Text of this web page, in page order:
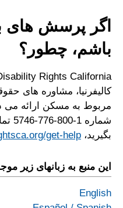
اگر پرسش های
باشم، چطور؟
کالیفرنیا، مشاوره های
مربوط به مسکن ارائه می
شماره 1-
بگیرید، get-help
این منبع به زبانهای زیر
English